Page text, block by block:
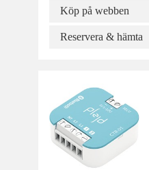
Köp på webben
Reservera & hämta